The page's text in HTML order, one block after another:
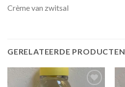
Crème van zwitsal
GERELATEERDE PRODUCTEN